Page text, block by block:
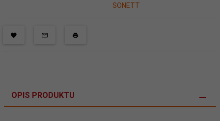
SONETT
OPIS PRODUKTU